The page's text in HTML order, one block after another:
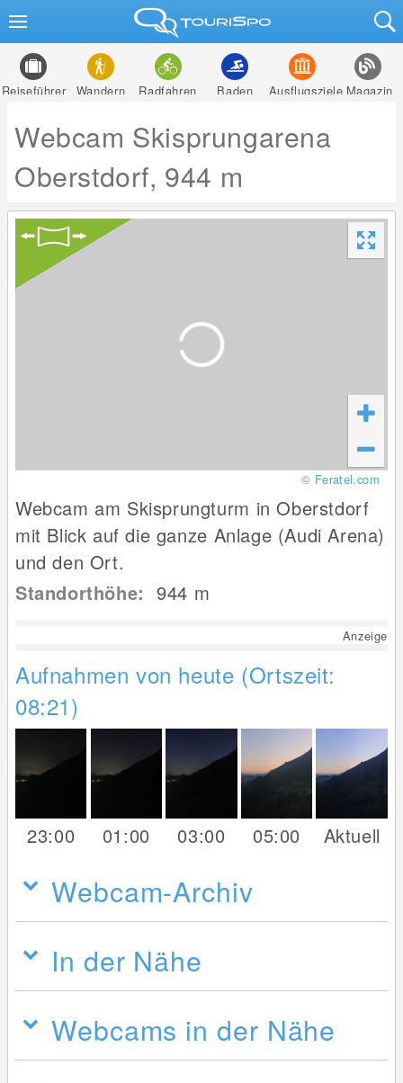
Reiseführer Wandern Radfahren Baden Ausflugsziele Magazin
Webcam Skisprungarena
Oberstdorf, 944 m
© Feratel.com
Webcam am Skisprungturm in Oberstdorf
mit Blick auf die ganze Anlage (Audi Arena)
und den Ort.
Standorthöhe:944 m
Anzeige
Aufnahmen von heute (Ortszeit:
08:21)
23:00 01:00 03:00 05:00 Aktuell
Webcam-Archiv
In der Nähe
Webcams in der Nähe